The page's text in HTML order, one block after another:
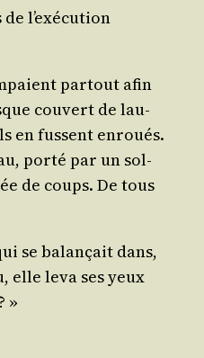
l’exé­cu­tion
par­tout afin
cou­vert de lau­
en fussent enroués.
por­té par un sol­
de coups. De tous
se balan­çait dans,
elle leva ses yeux
»